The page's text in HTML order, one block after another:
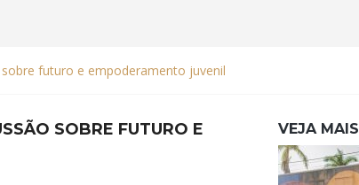
futuro e empoderamento juvenil
SOBRE FUTURO E
VEJA MAIS